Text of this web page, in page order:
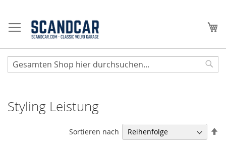
Inhalt
springen
Styling Leistung
Sortieren nach